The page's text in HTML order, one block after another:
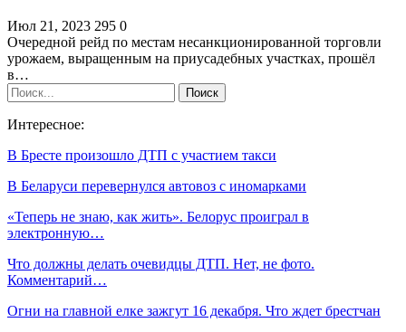
Июл 21, 2023 295 0
Очередной рейд по местам несанкционированной торговли
урожаем, выращенным на приусадебных участках, прошёл
в…
Интересное:
В Бресте произошло ДТП с участием такси
В Беларуси перевернулся автовоз с иномарками
«Теперь не знаю, как жить». Белорус проиграл в
электронную…
Что должны делать очевидцы ДТП. Нет, не фото.
Комментарий…
Огни на главной елке зажгут 16 декабря. Что ждет брестчан